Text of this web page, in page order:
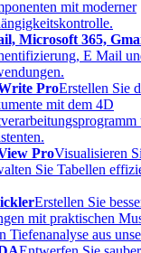
mit moderner
Microsoft 365,
E Mail
ProErstellen Sie
mit dem 4D
ProVisualisieren
Sie Tabellen
Erstellen Sie
mit praktischen
Tiefenanalyse aus